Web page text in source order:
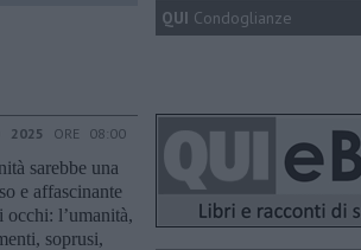
2025 ORE 08:00
sarebbe una
e affascinante
occhi: l’umanità,
soprusi,
QUI Condoglianze